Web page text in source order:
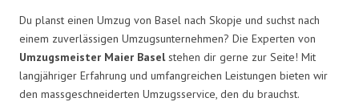
Du planst einen Umzug von Basel nach Skopje und suchst nach
einem zuverlässigen Umzugsunternehmen? Die Experten von
Umzugsmeister Maier Baselstehen dir gerne zur Seite! Mit
langjähriger Erfahrung und umfangreichen Leistungen bieten wir
den massgeschneiderten Umzugsservice, den du brauchst.